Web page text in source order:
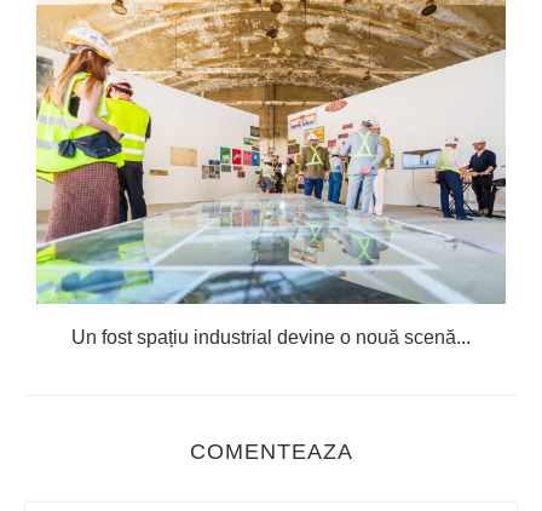
Un fost spațiu industrial devine o nouă scenă...
COMENTEAZA